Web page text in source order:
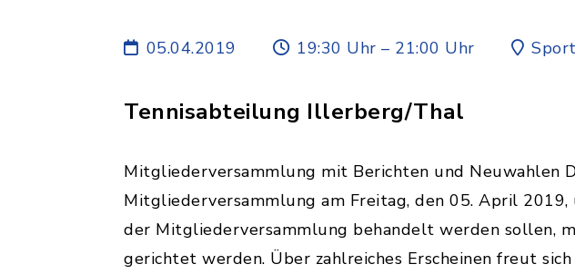
05.04.2019 19:30 Uhr – 21:00 Uhr
Tennisabteilung Illerberg/Thal
Mitgliederversammlung mit Berichten und Neuwahlen
Mitgliederversammlung am Freitag, den 05. April
der Mitgliederversammlung behandelt werden sollen,
gerichtet werden. Über zahlreiches Erscheinen freut